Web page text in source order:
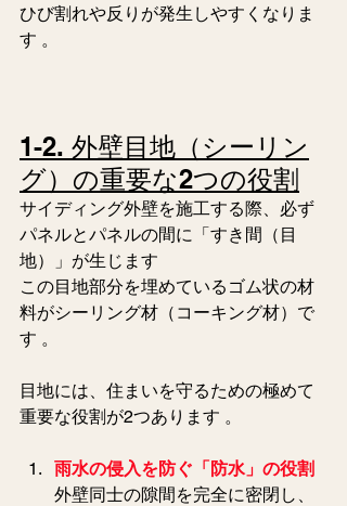
ひび割れや反りが発生しやすくなりま
す 。
1-2. 外壁目地（シーリン
グ）の重要な2つの役割
サイディング外壁を施工する際、必ず
パネルとパネルの間に「すき間（目
地）」が生じます
この目地部分を埋めているゴム状の材
料がシーリング材（コーキング材）で
す 。
目地には、住まいを守るための極めて
重要な役割が2つあります 。
雨水の侵入を防ぐ「防水」の役割
外壁同士の隙間を完全に密閉し、